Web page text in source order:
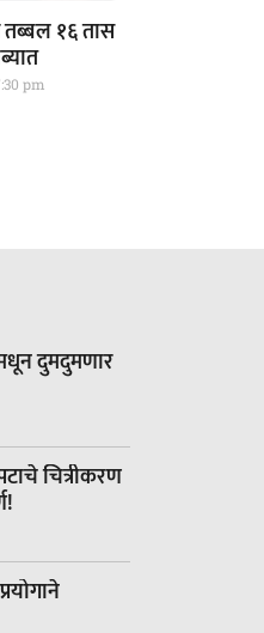
तब्बल १६ तास
pm
दुमदुमणार
चित्रीकरण